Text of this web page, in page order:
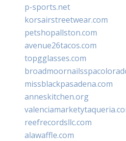
p-sports.net
korsairstreetwear.com
petshopallston.com
avenue26tacos.com
topgglasses.com
missblackpasadena.com
anneskitchen.org
reefrecordsllc.com
alawaffle.com